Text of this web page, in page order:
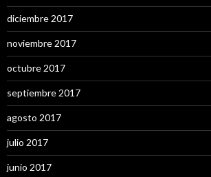
diciembre 2017
noviembre 2017
octubre 2017
septiembre 2017
agosto 2017
julio 2017
junio 2017